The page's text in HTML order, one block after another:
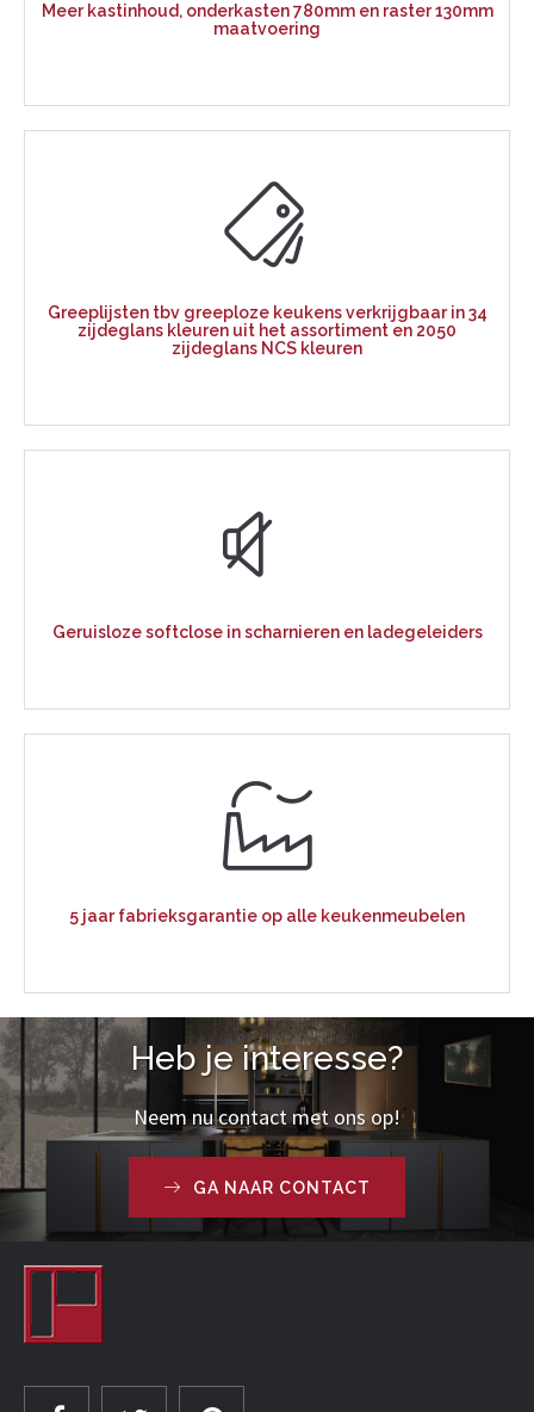
Meer kastinhoud, onderkasten 780mm en raster 130mm
maatvoering
Greeplijsten tbv greeploze keukens verkrijgbaar in 34
zijdeglans kleuren uit het assortiment en 2050
zijdeglans NCS kleuren
Geruisloze softclose in scharnieren en ladegeleiders
5 jaar fabrieksgarantie op alle keukenmeubelen
Heb je interesse?
Neem nu contact met ons op!
GA NAAR CONTACT